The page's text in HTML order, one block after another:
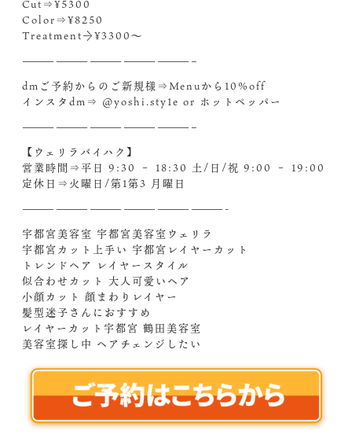
Cut⇒¥5300
Color⇒¥8250
Treatment→¥3300〜
———————————————–
dmご予約からのご新規様⇒Menuから10%off
インスタdm⇒ @yoshi.sty1e or ホットペッパー
———————————————–
【ウェリラバイハク】
営業時間⇒平日 9:30 – 18:30 土/日/祝 9:00 – 19:00
定休日⇒火曜日/第1第3 月曜日
——————————————————-
宇都宮美容室 宇都宮美容室ウェリラ
宇都宮カット上手い 宇都宮レイヤーカット
トレンドヘア レイヤースタイル
似合わせカット 大人可愛いヘア
小顔カット 顔まわりレイヤー
髪型迷子さんにおすすめ
レイヤーカット宇都宮 鶴田美容室
美容室探し中 ヘアチェンジしたい